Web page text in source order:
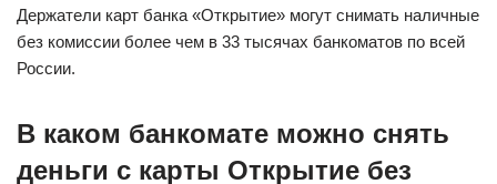
Держатели карт банка «Открытие» могут снимать наличные
без комиссии более чем в 33 тысячах банкоматов по всей
России.
В каком банкомате можно снять
деньги с карты Открытие без